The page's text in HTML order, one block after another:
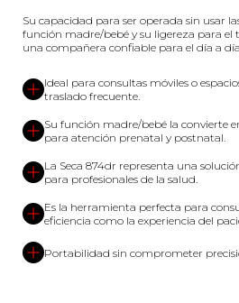
Su capacidad para ser operada sin usar
función madre/bebé y su ligereza para el
una compañera confiable para el día a
Ideal para consultas móviles o
traslado frecuente.
Su función madre/bebé la convierte
para atención prenatal y postnatal.
La Seca 874dr representa una
para profesionales de la salud.
Es la herramienta perfecta para
eficiencia como la experiencia del
Portabilidad sin comprometer